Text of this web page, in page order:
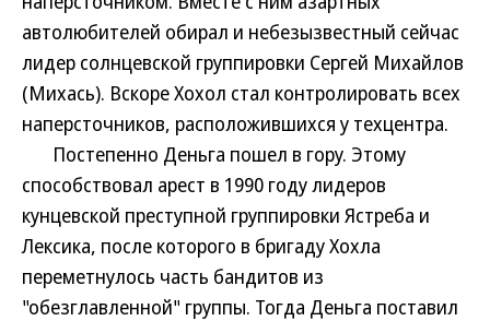
автолюбителей обирал и небезызвестный сейчас
лидер солнцевской группировки Сергей Михайлов
(Михась). Вскоре Хохол стал контролировать всех
наперсточников, расположившихся у техцентра.
Постепенно Деньга пошел в гору. Этому
способствовал арест в 1990 году лидеров
кунцевской преступной группировки Ястреба и
Лексика, после которого в бригаду Хохла
переметнулось часть бандитов из
"обезглавленной" группы. Тогда Деньга поставил